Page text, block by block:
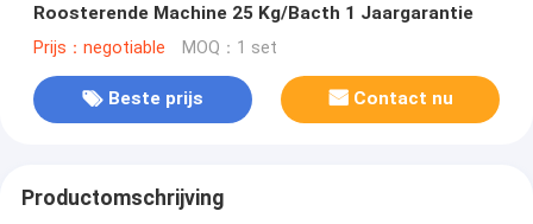
Roosterende Machine 25 Kg/Bacth 1 Jaargarantie
Prijs：negotiable MOQ：1 set
Beste prijs Contact nu
Productomschrijving